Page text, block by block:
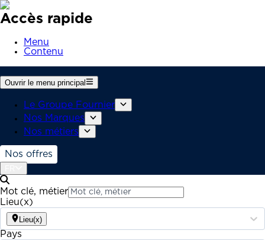
Accès rapide
Menu
Contenu
Ouvrir le menu principal
Le Groupe Fournier
Nos Marques
Nos métiers
Nos offres
Mot clé, métier
Lieu(x)
Lieu(x)
Pays